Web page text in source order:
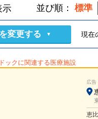
示 並び順： 標準
変更する ▼ 現在
ックに関連する医療施設
広告
恵